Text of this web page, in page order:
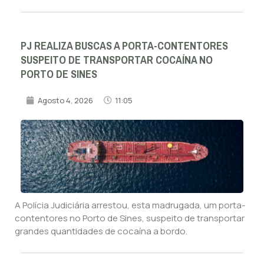
PJ REALIZA BUSCAS A PORTA-CONTENTORES
SUSPEITO DE TRANSPORTAR COCAÍNA NO
PORTO DE SINES
Agosto 4, 2026 11:05
A Polícia Judiciária arrestou, esta madrugada, um porta-
contentores no Porto de Sines, suspeito de transportar
grandes quantidades de cocaína a bordo.